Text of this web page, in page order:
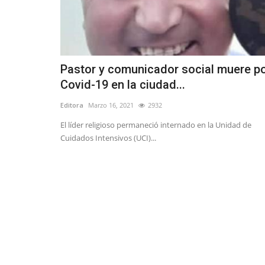
Pastor y comunicador social muere
Covid-19 en la ciudad...
Editora Marzo 16, 2021 2932
El líder religioso permaneció internado en la Unidad de
Cuidados Intensivos (UCI)...